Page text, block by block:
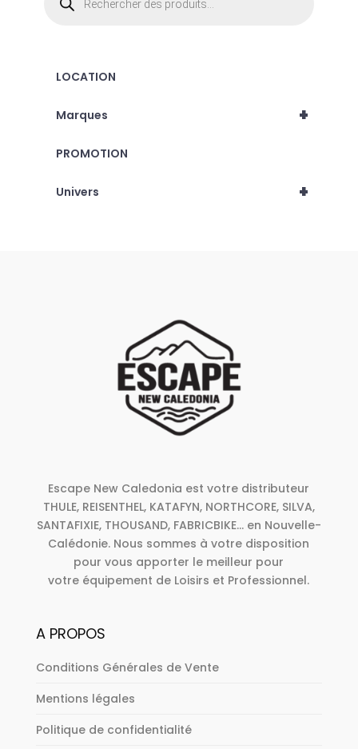
produits
LOCATION
+
Marques
PROMOTION
+
Univers
Escape New Caledonia est votre distributeur
THULE, REISENTHEL, KATAFYN, NORTHCORE, SILVA,
SANTAFIXIE, THOUSAND, FABRICBIKE... en Nouvelle-
Calédonie. Nous sommes à votre disposition
pour vous apporter le meilleur pour
votre équipement de Loisirs et Professionnel.
A PROPOS
Conditions Générales de Vente
Mentions légales
Politique de confidentialité